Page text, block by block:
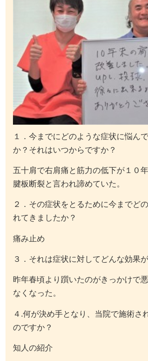
１．今までにどのような症状に悩ん
か？それはいつからですか？
五十肩で右肩痛と筋力の低下が１０
腱板断裂と言われ諦めていた。
２．その症状をとるために今までど
れてきましたか？
痛み止め
３．それは症状に対してどんな効果
昨年春頃より躓いたのがきっかけで
なくなった。
４.何が決め手となり、当院で施術さ
のですか？
知人の紹介